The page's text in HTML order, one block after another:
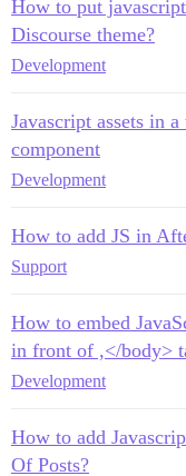
How to put
Discourse theme?
Development
Javascript assets in a
component
Development
How to add JS in
Support
How to embed
in front of ,</body>
Development
How to add
Of Posts?